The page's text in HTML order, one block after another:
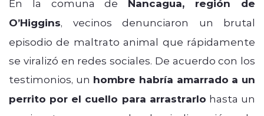
En la comuna de
Nancagua, región de
O’Higgins, vecinos denunciaron un brutal
episodio de maltrato animal que rápidamente
se viralizó en redes sociales. De acuerdo con los
testimonios, un hombre habría amarrado a un
perrito por el cuello para arrastrarlo hasta un